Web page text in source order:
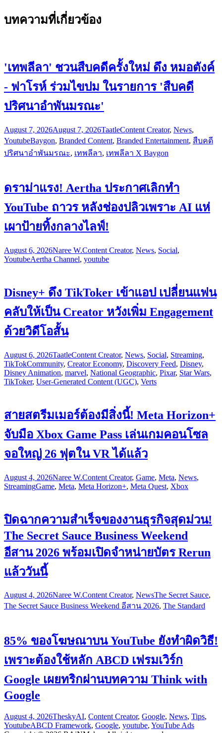
บทความที่เกี่ยวข้อง
'เทพลีลา' ชวนสืบคดีครั้งใหม่ ดึง หมอตังค์
- ฟาโรห์ ร่วมไขปม ในรายการ 'สืบคดี
ปริศนาอำพันมรณะ'
August 7, 2026August 7, 2026TaatleContent Creator, News,
YoutubeBaygon, Branded Content, Branded Entertainment, สืบคดี
ปริศนาอำพันมรณะ, เทพลีลา, เทพลีลา X Baygon
ดราม่าแรง! Aertha ประกาศเลิกทำ
YouTube ถาวร หลังช่องปลิวเพราะ AI แห่
เผาป้ายทิ้งกลางไลฟ์!
August 6, 2026Naree W.Content Creator, News, Social,
YoutubeAertha Channel, youtube
Disney+ ดึง TikToker เข้าแอป เปลี่ยนแฟน
คลับให้เป็น Creator หวังเพิ่ม Engagement
ด้วยวิดีโอสั้น
August 6, 2026TaatleContent Creator, News, Social, Streaming,
TikTokCommunity, Creator Economy, Discovery Feed, Disney,
Disney Animation, marvel, National Geographic, Pixar, Star Wars,
TikToker, User-Generated Content (UGC), Verts
สายสตรีมเมอร์ต้องมีสิ่งนี้! Meta Horizon+
จับมือ Xbox Game Pass เล่นเกมคอนโซล
จอใหญ่ 26 ฟุตใน VR ได้แล้ว
August 4, 2026Naree W.Content Creator, Game, Meta, News,
StreamingGame, Meta, Meta Horizon+, Meta Quest, Xbox
ปิดฉากความสำเร็จของงานธุรกิจสุดม่วน!
The Secret Sauce Business Weekend
อีสาน 2026 พร้อมเปิดจำหน่ายบัตร Rerun
แล้ววันนี้
August 4, 2026Naree W.Content Creator, NewsThe Secret Sauce,
The Secret Sauce Business Weekend อีสาน 2026, The Standard
85% ของโฆษณาบน YouTube ยังทำผิดวิธี!
เพราะต้องใช้หลัก ABCD เฟรมเวิร์ก
Google เผยทริกผ่านบทความ Think with
Google
August 4, 2026TheskyAI, Content Creator, Google, News, Tips,
YoutubeABCD Framework, Google, youtube, YouTube Ads